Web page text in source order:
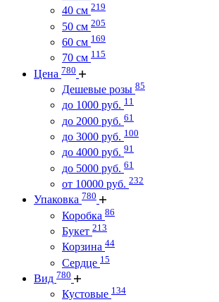
40 см 219
50 см 205
60 см 169
70 см 115
Цена 780
Дешевые розы 85
до 1000 руб. 11
до 2000 руб. 61
до 3000 руб. 100
до 4000 руб. 91
до 5000 руб. 61
от 10000 руб. 232
Упаковка 780
Коробка 86
Букет 213
Корзина 44
Сердце 15
Вид 780
Кустовые 134